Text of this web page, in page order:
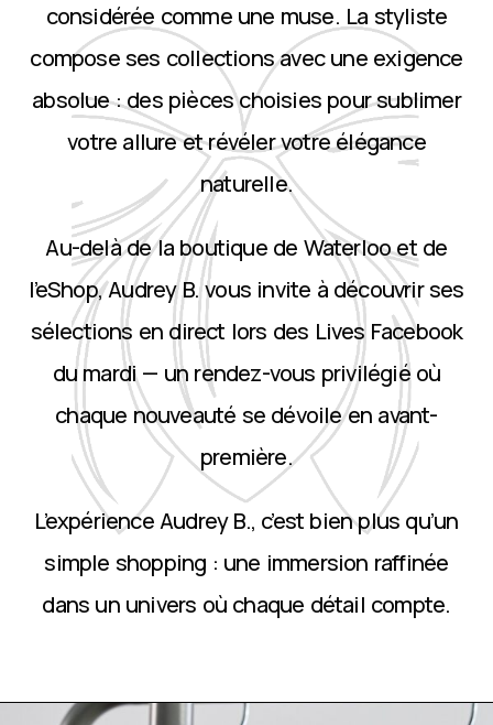
considérée comme une muse. La styliste
compose ses collections avec une exigence
absolue : des pièces choisies pour sublimer
votre allure et révéler votre élégance
naturelle.
Au-delà de la boutique de Waterloo et de
l’eShop, Audrey B. vous invite à découvrir ses
sélections en direct lors des Lives Facebook
du mardi — un rendez-vous privilégié où
chaque nouveauté se dévoile en avant-
première.
L’expérience Audrey B., c’est bien plus qu’un
simple shopping : une immersion raffinée
dans un univers où chaque détail compte.